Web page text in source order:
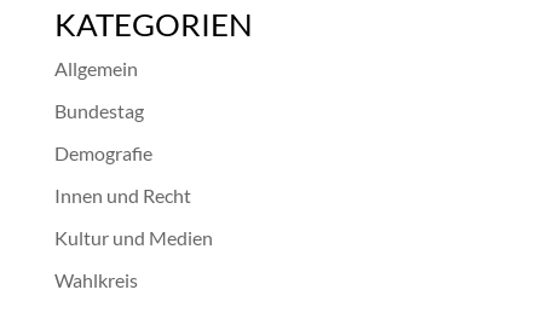
KATEGORIEN
Allgemein
Bundestag
Demografie
Innen und Recht
Kultur und Medien
Wahlkreis